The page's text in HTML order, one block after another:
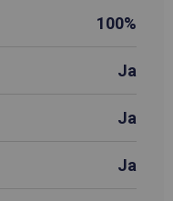
100%
Ja
Ja
Ja